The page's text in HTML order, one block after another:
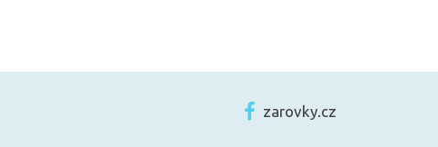
zarovky.cz